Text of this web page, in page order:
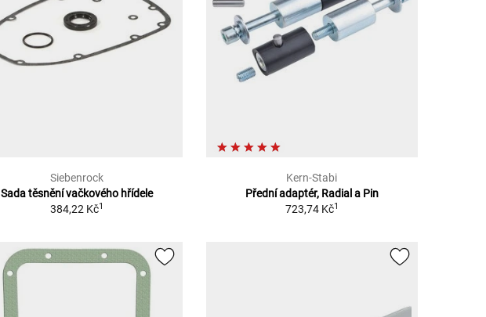
Siebenrock
Sada těsnění vačkového hřídele
384,22 Kč1
Kern-Stabi
Přední adaptér, Radial a Pin
723,74 Kč1